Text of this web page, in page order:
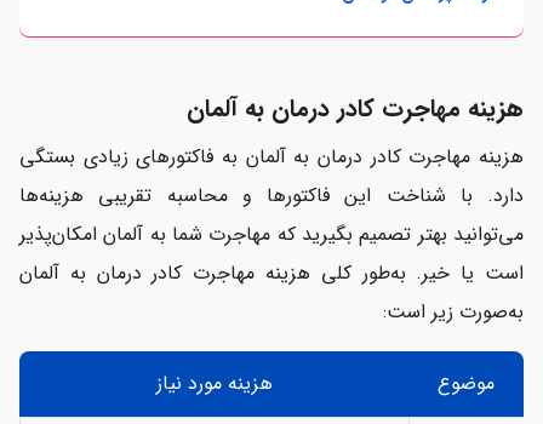
هزینه مهاجرت کادر درمان به آلمان
هزینه مهاجرت کادر درمان به آلمان به فاکتورهای زیادی بستگی
دارد. با شناخت این فاکتورها و محاسبه تقریبی هزینه‌ها
می‌توانید بهتر تصمیم بگیرید که مهاجرت شما به آلمان امکان‌پذیر
است یا خیر. به‌طور کلی هزینه مهاجرت کادر درمان به آلمان
به‌صورت زیر است:
موضوع هزینه مورد نیاز